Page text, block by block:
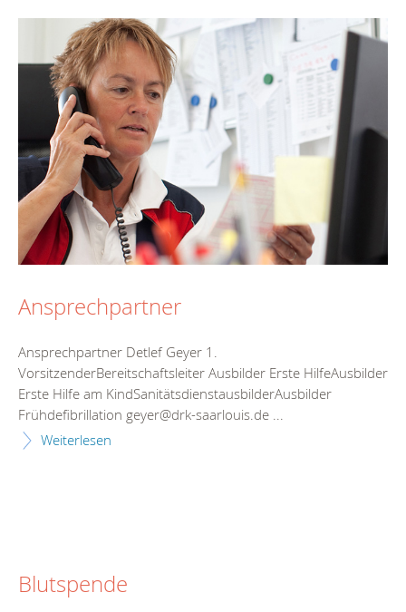
Ansprechpartner
Ansprechpartner Detlef Geyer 1.
VorsitzenderBereitschaftsleiter Ausbilder Erste HilfeAusbilder
Erste Hilfe am KindSanitätsdienstausbilderAusbilder
Frühdefibrillation geyer@drk-saarlouis.de ...
Weiterlesen
Blutspende